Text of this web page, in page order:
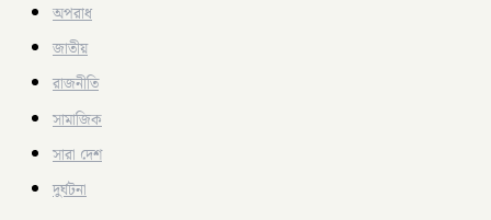
অপরাধ
জাতীয়
রাজনীতি
সামাজিক
সারা দেশ
দুর্ঘটনা